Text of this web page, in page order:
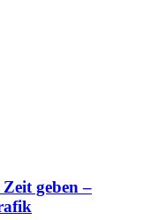
geben –